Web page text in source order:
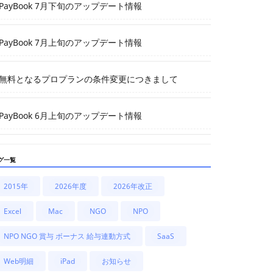
7月下旬のアップデート情報
7月上旬のアップデート情報
料となるプロプランの条件変更につきまして
6月上旬のアップデート情報
一覧
2015年 2026年度 2026年改正
Excel Mac NGO NPO
NPO NGO 賞与 ボーナス 給与連動方式 SaaS
Web明細 iPad お知らせ